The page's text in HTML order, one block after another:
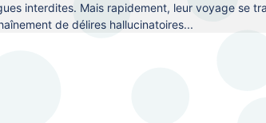
interdites. Mais rapidement, leur voyage se
de délires hallucinatoires...